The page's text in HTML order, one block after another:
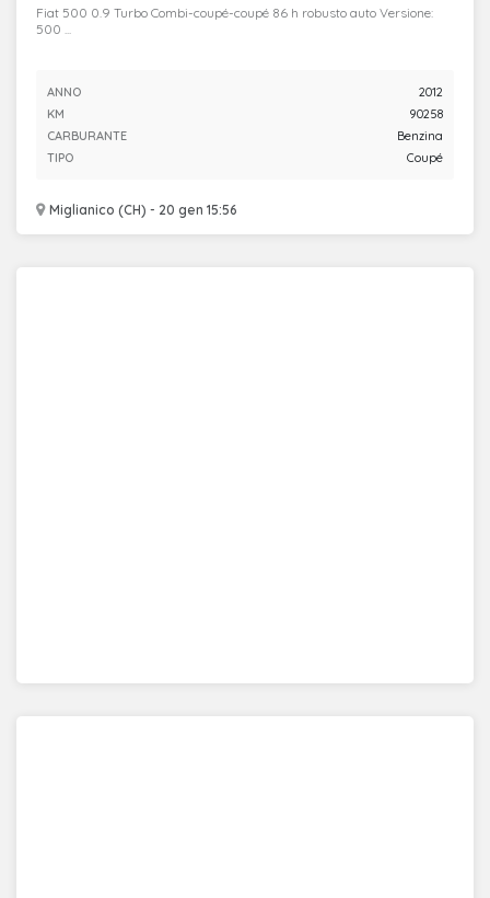
Miglianico (CH) - 20 gen 15:56
Fiat 500 0.9 Turbo Combi-coupé-coupé 86 h robusto auto Versione:
500 ...
ANNO
2012
KM
90258
CARBURANTE
Benzina
TIPO
Coupé